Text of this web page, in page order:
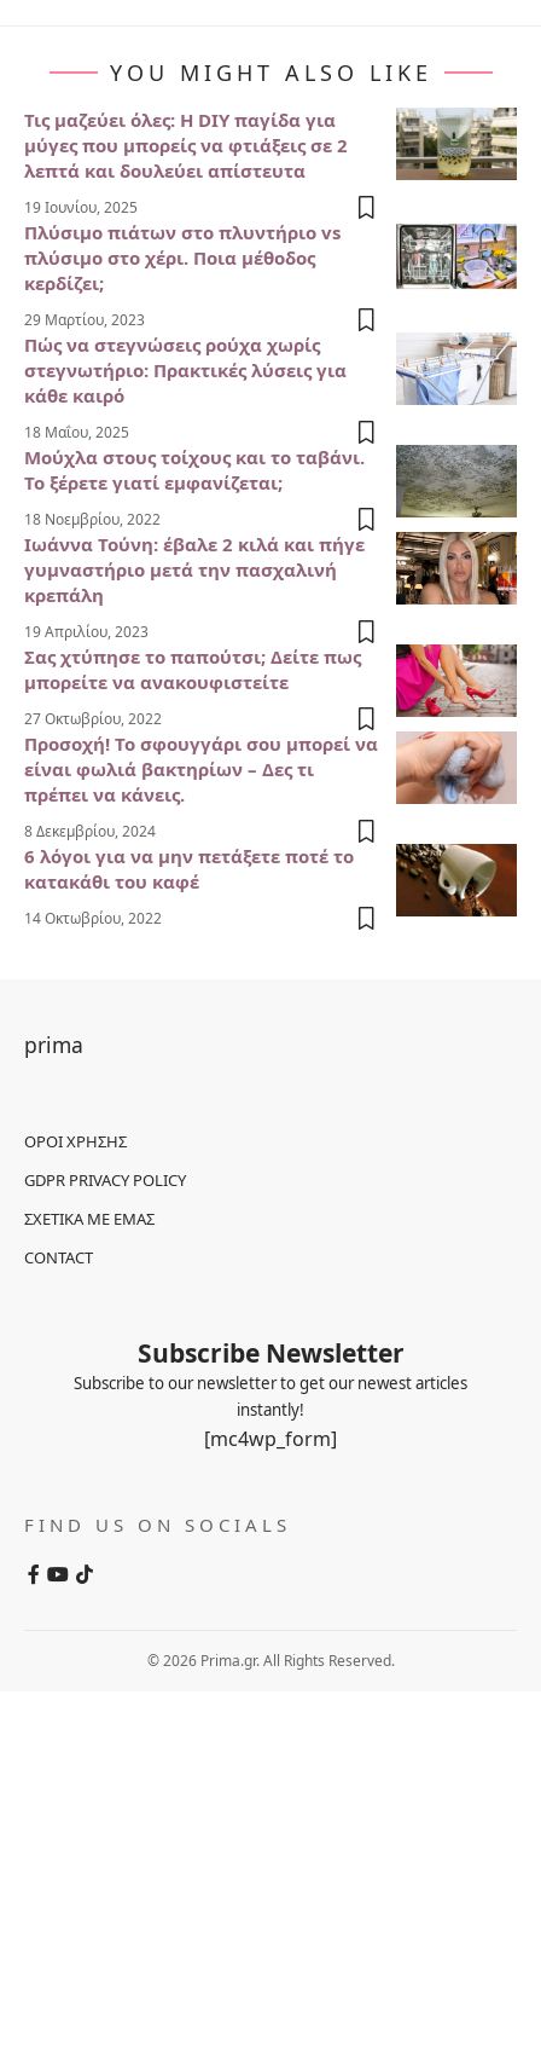
YOU MIGHT ALSO LIKE
Τις μαζεύει όλες: Η DIY παγίδα για
μύγες που μπορείς να φτιάξεις σε 2
λεπτά και δουλεύει απίστευτα
19 Ιουνίου, 2025
Πλύσιμο πιάτων στο πλυντήριο vs
πλύσιμο στο χέρι. Ποια μέθοδος
κερδίζει;
29 Μαρτίου, 2023
Πώς να στεγνώσεις ρούχα χωρίς
στεγνωτήριο: Πρακτικές λύσεις για
κάθε καιρό
18 Μαΐου, 2025
Μούχλα στους τοίχους και το ταβάνι.
Το ξέρετε γιατί εμφανίζεται;
18 Νοεμβρίου, 2022
Ιωάννα Τούνη: έβαλε 2 κιλά και πήγε
γυμναστήριο μετά την πασχαλινή
κρεπάλη
19 Απριλίου, 2023
Σας χτύπησε το παπούτσι; Δείτε πως
μπορείτε να ανακουφιστείτε
27 Οκτωβρίου, 2022
Προσοχή! Το σφουγγάρι σου μπορεί να
είναι φωλιά βακτηρίων – Δες τι
πρέπει να κάνεις.
8 Δεκεμβρίου, 2024
6 λόγοι για να μην πετάξετε ποτέ το
κατακάθι του καφέ
14 Οκτωβρίου, 2022
prima
ΌΡΟΙ ΧΡΉΣΗΣ
GDPR PRIVACY POLICY
ΣΧΕΤΙΚΆ ΜΕ ΕΜΆΣ
CONTACT
Subscribe Newsletter
Subscribe to our newsletter to get our newest articles
instantly!
[mc4wp_form]
FIND US ON SOCIALS
© 2026 Prima.gr. All Rights Reserved.